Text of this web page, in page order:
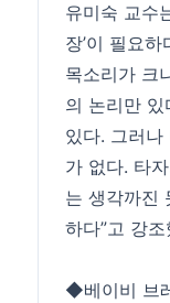
유미숙 교수
장’이 필요하
목소리가 크
의 논리만
있다. 그러
가 없다. 타
는 생각까진
하다”고 강조
◆베이비 브